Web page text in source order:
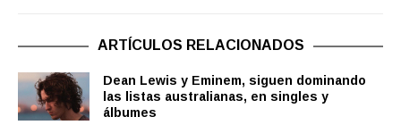
ARTÍCULOS RELACIONADOS
Dean Lewis y Eminem, siguen dominando
las listas australianas, en singles y
álbumes